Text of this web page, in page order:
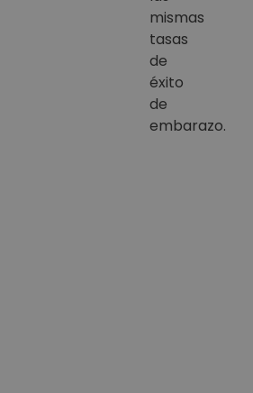
mismas
tasas
de
éxito
de
embarazo.